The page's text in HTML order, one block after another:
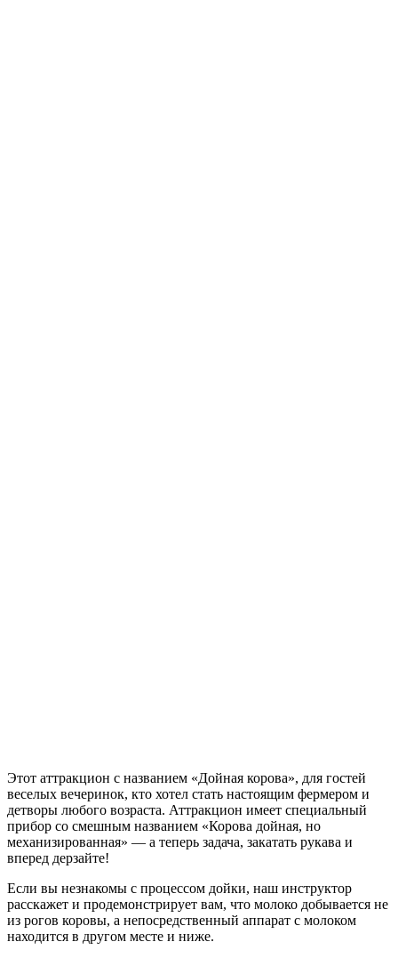
Этот аттракцион с названием «Дойная корова», для гостей
веселых вечеринок, кто хотел стать настоящим фермером и
детворы любого возраста. Аттракцион имеет специальный
прибор со смешным названием «Корова дойная, но
механизированная» — а теперь задача, закатать рукава и
вперед дерзайте!
Если вы незнакомы с процессом дойки, наш инструктор
расскажет и продемонстрирует вам, что молоко добывается не
из рогов коровы, а непосредственный аппарат с молоком
находится в другом месте и ниже.